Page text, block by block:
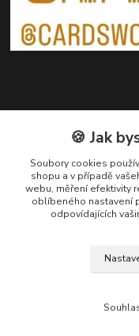
Kontakty
Petr Ježík
+420 607
(Po-Pá, 8-16
🍪 Jak
Soubory cookies
shopu a v případě
webu, měření efektivity
oblíbeného nastavení
odpovídajících